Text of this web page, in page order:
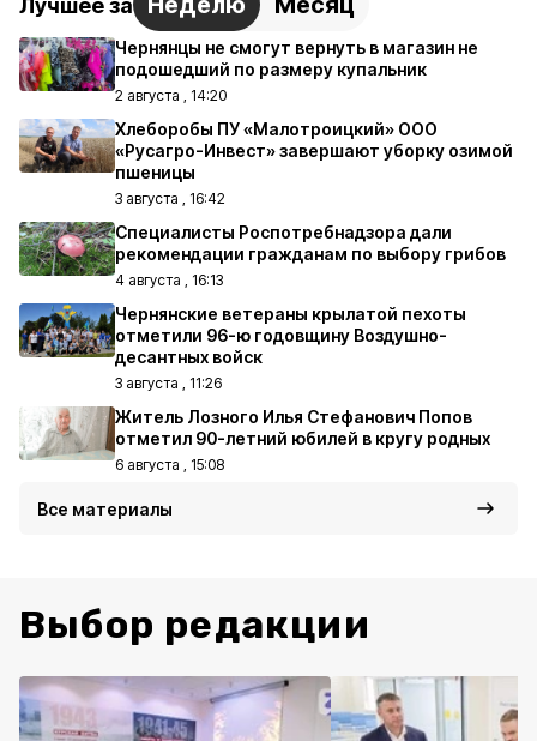
Чернянцы не смогут вернуть в магазин не
подошедший по размеру купальник
2 августа , 14:20
Хлеборобы ПУ «Малотроицкий» ООО
«Русагро-Инвест» завершают уборку озимой
пшеницы
3 августа , 16:42
Специалисты Роспотребнадзора дали
рекомендации гражданам по выбору грибов
4 августа , 16:13
Чернянские ветераны крылатой пехоты
отметили 96-ю годовщину Воздушно-
десантных войск
3 августа , 11:26
Житель Лозного Илья Стефанович Попов
отметил 90-летний юбилей в кругу родных
6 августа , 15:08
Все материалы
Выбор редакции